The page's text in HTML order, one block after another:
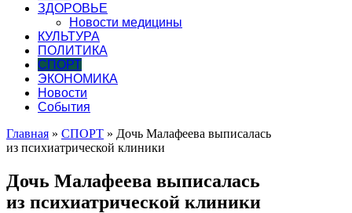
ЗДОРОВЬЕ
Новости медицины
КУЛЬТУРА
ПОЛИТИКА
СПОРТ
ЭКОНОМИКА
Новости
События
Главная » СПОРТ » Дочь Малафеева выписалась
из психиатрической клиники
Дочь Малафеева выписалась
из психиатрической клиники